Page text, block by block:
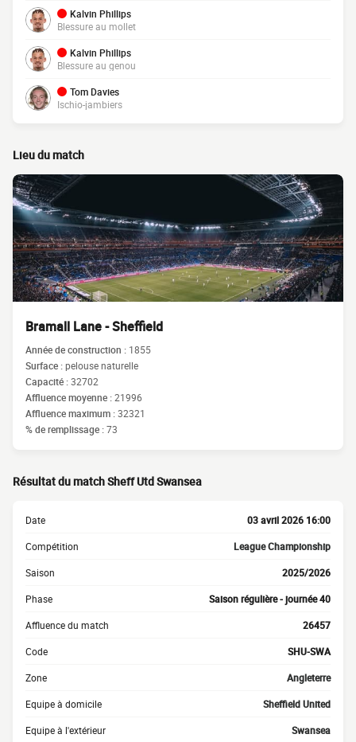
Kalvin Phillips
Blessure au mollet
Kalvin Phillips
Blessure au genou
Tom Davies
Ischio-jambiers
Lieu du match
Bramall Lane - Sheffield
Année de construction : 1855
Surface :pelouse naturelle
Capacité :32702
Affluence moyenne :21996
Affluence maximum :32321
% de remplissage :73
Résultat du match Sheff Utd Swansea
Date 03 avril 2026 16:00
Compétition League Championship
Saison 2025/2026
Phase Saison régulière - journée 40
Affluence du match 26457
Code SHU-SWA
Zone Angleterre
Equipe à domicile Sheffield United
Equipe à l'extérieur Swansea